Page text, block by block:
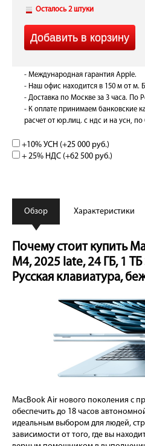
Осталось 2 штуки
- Международная гарантия Apple.
- Наш офис находится в 150 м от м.
- Доставка по Москве за 3 часа. По
- К оплате принимаем банковские
расчет от юр.лиц. с ндс и на усн, по
+10% УСН (+25 000 руб.)
+ 25% НДС (+62 500 руб.)
Обзор Характеристики
Почему стоит купить
M4, 2025 late, 24 ГБ, 1 ТБ
Русская клавиатура,
MacBook Air нового поколения с
обеспечить до 18 часов
идеальным выбором для людей,
зависимости от того, где вы